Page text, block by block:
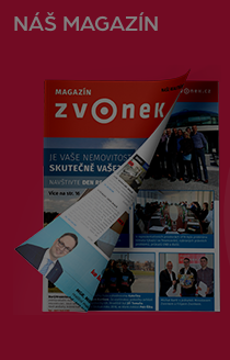
NÁŠ MAGAZÍN